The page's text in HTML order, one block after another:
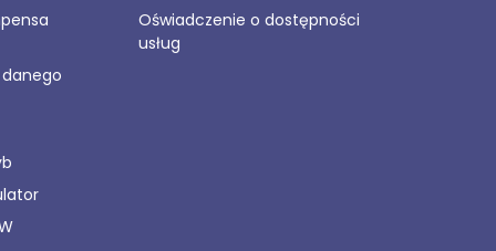
Oświadczenie o dostępności
usług